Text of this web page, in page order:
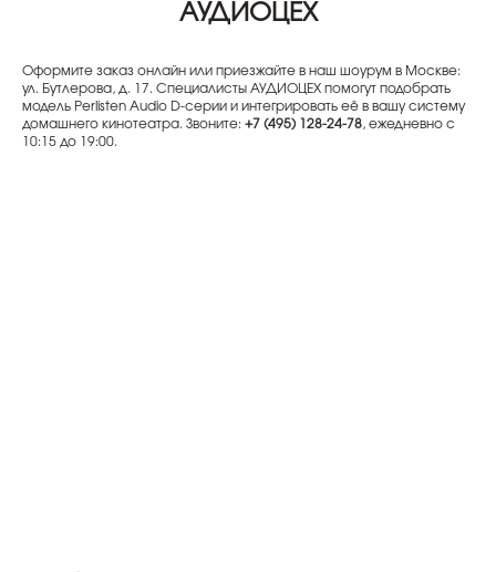
АУДИОЦЕХ
Оформите заказ онлайн или приезжайте в наш шоурум в Москве:
ул. Бутлерова, д. 17. Специалисты АУДИОЦЕХ помогут подобрать
модель Perlisten Audio D-серии и интегрировать её в вашу систему
домашнего кинотеатра. Звоните: +7 (495) 128-24-78, ежедневно с
10:15 до 19:00.